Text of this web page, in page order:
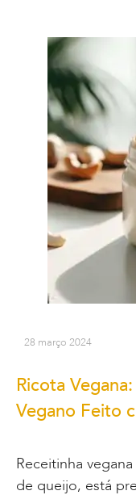
28 março 2024
Ricota
Vegano Feito
Receitinha
de queijo, está